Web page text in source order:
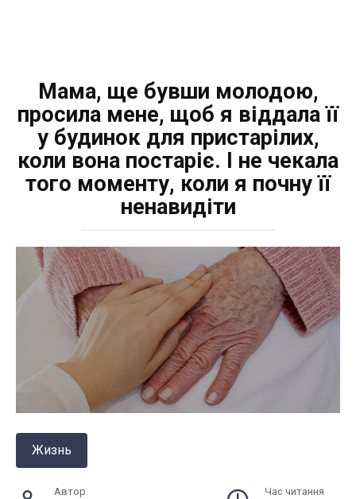
Мама, ще бувши молодою,
просила мене, щоб я віддала її
у будинок для пристaрілих,
коли вона постаріє. І не чекала
того моменту, коли я почну її
ненавидіти
Жизнь
Автор Час читання